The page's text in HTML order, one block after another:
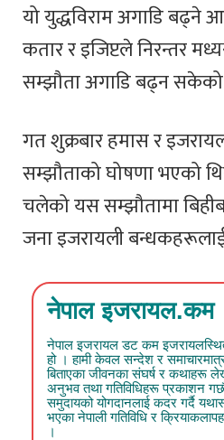
यो युद्धविराम अगाडि बढ्ने
कतार र इजिप्टले निरन्तर
सम्झौता अगाडि बढ्न
गत शुक्रबार हमास र
सम्झौताको घोषणा भएको
चलेको यस सम्झौतामा
जना इजरायली
नेपाल इजरायल.कम
नेपाल इजरायल डट कम
हो । हामी केवल सन्देश र
बिताएका जीवनका संघर्ष र कथाहरू
अनुभव तथा गतिविधिहरू प्रकाशन
समुदायको योगदानलाई कदर गर्दै
भएका नेपाली गतिविधि र
।